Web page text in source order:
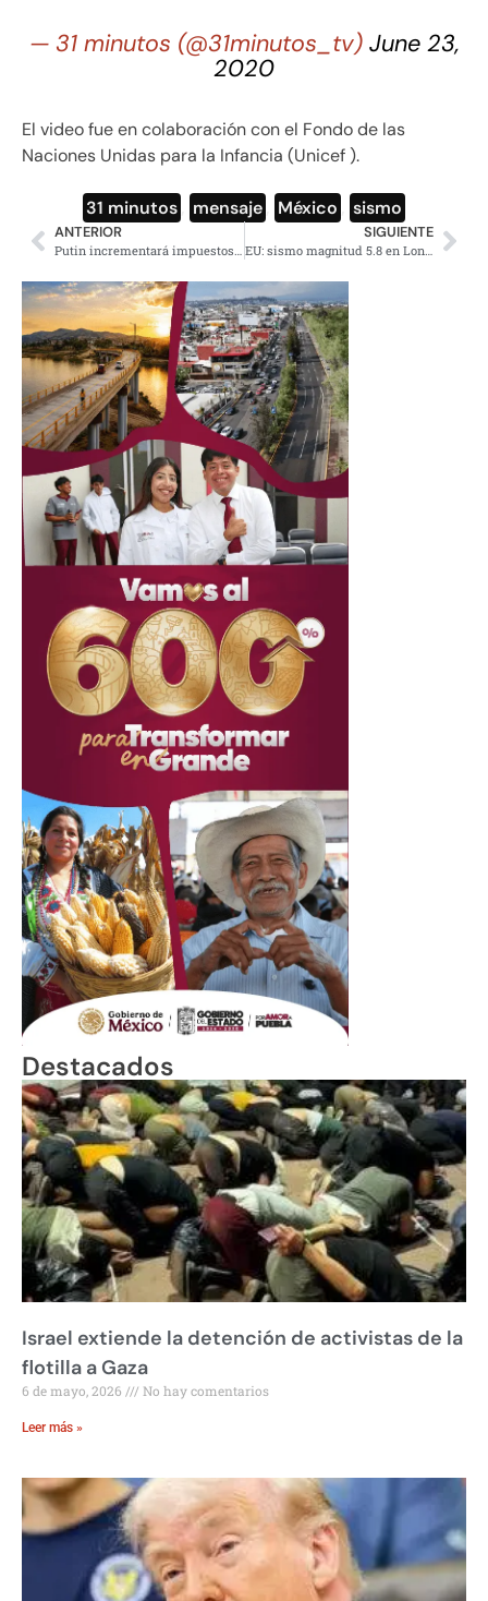
— 31 minutos (@31minutos_tv) June 23,
2020
El video fue en colaboración con el Fondo de las
Naciones Unidas para la Infancia (Unicef ).
31 minutos mensaje México sismo
ANTERIOR
Putin incrementará impuestos a los más ricos para fortalecer la salud pública
SIGUIENTE
EU: sismo magnitud 5.8 en Lone Pine, California
Destacados
Israel extiende la detención de activistas de la
flotilla a Gaza
6 de mayo, 2026 No hay comentarios
Leer más »